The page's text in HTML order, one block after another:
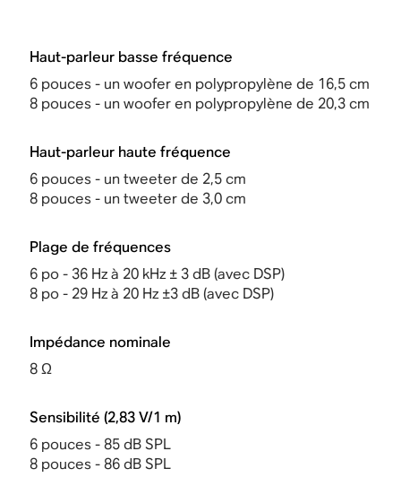
Haut-parleur basse fréquence
6 pouces - un woofer en polypropylène de 16,5 cm
8 pouces - un woofer en polypropylène de 20,3 cm
Haut-parleur haute fréquence
6 pouces - un tweeter de 2,5 cm
8 pouces - un tweeter de 3,0 cm
Plage de fréquences
6 po - 36 Hz à 20 kHz ± 3 dB (avec DSP)
8 po - 29 Hz à 20 Hz ±3 dB (avec DSP)
Impédance nominale
8 Ω
Sensibilité (2,83 V/1 m)
6 pouces - 85 dB SPL
8 pouces - 86 dB SPL